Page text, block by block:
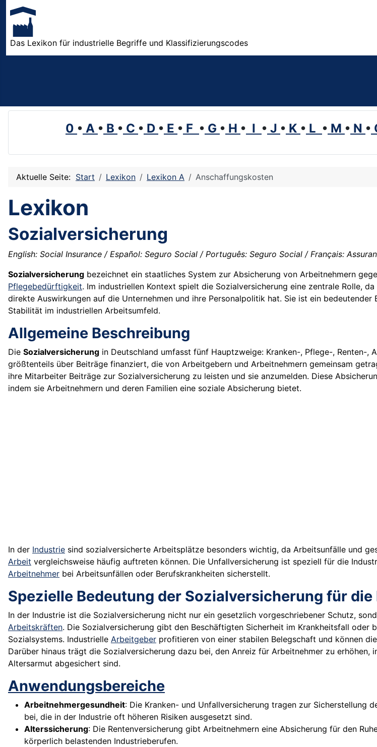
Das Lexikon für industrielle Begriffe und Klassifizierungscodes
0 • A • B • C • D • E • F • G • H • I • J • K • L • M • N •
Aktuelle Seite: Start Lexikon Lexikon A Anschaffungskosten
Lexikon
Sozialversicherung
English: Social Insurance / Español: Seguro Social / Português: Seguro Social / Français:
Sozialversicherung bezeichnet ein staatliches System zur Absicherung von Arbeitnehmern
Pflegebedürftigkeit. Im industriellen Kontext spielt die Sozialversicherung eine zentrale Rolle,
direkte Auswirkungen auf die Unternehmen und ihre Personalpolitik hat. Sie ist ein
Stabilität im industriellen Arbeitsumfeld.
Allgemeine Beschreibung
Die Sozialversicherung in Deutschland umfasst fünf Hauptzweige: Kranken-, Pflege-, Renten-,
größtenteils über Beiträge finanziert, die von Arbeitgebern und Arbeitnehmern gemeinsam
ihre Mitarbeiter Beiträge zur Sozialversicherung zu leisten und sie anzumelden. Diese
indem sie Arbeitnehmern und deren Familien eine soziale Absicherung bietet.
In der Industrie sind sozialversicherte Arbeitsplätze besonders wichtig, da Arbeitsunfälle und
Arbeit vergleichsweise häufig auftreten können. Die Unfallversicherung ist speziell für die
Arbeitnehmer bei Arbeitsunfällen oder Berufskrankheiten sicherstellt.
Spezielle Bedeutung der Sozialversicherung für
In der Industrie ist die Sozialversicherung nicht nur ein gesetzlich vorgeschriebener Schutz,
Arbeitskräften. Die Sozialversicherung gibt den Beschäftigten Sicherheit im Krankheitsfall
Sozialsystems. Industrielle Arbeitgeber profitieren von einer stabilen Belegschaft und können
Darüber hinaus trägt die Sozialversicherung dazu bei, den Anreiz für Arbeitnehmer zu
Altersarmut abgesichert sind.
Anwendungsbereiche
Arbeitnehmergesundheit: Die Kranken- und Unfallversicherung tragen zur Sicherstellung
bei, die in der Industrie oft höheren Risiken ausgesetzt sind.
Alterssicherung: Die Rentenversicherung gibt Arbeitnehmern eine Absicherung für den
körperlich belastenden Industrieberufen.